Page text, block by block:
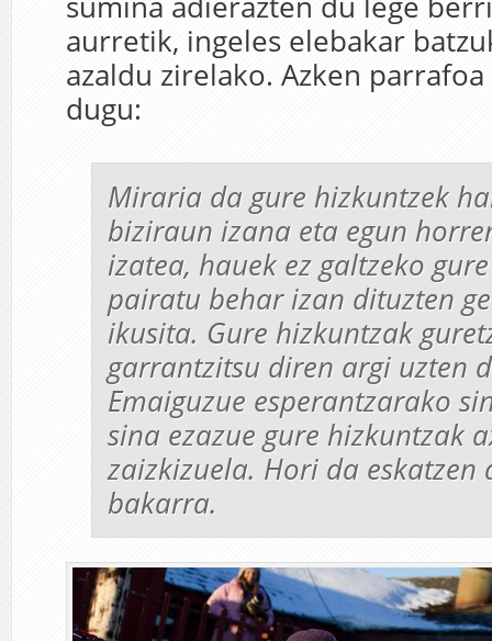
aurretik, ingeles elebakar
azaldu zirelako. Azken
dugu:
Miraria da gure hizkuntzek
biziraun izana eta egun
izatea, hauek ez galtzeko
pairatu behar izan dituzten
ikusita. Gure hizkuntzak
garrantzitsu diren argi uzten
Emaiguzue esperantzarako
sina ezazue gure hizkuntzak
zaizkizuela. Hori da eskatzen
bakarra.